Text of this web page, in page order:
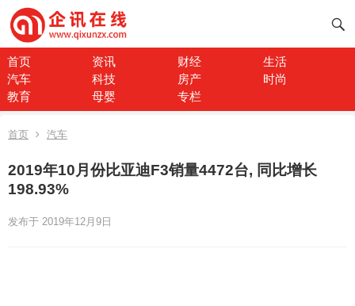
首页 资讯 财经
生活
汽车
科技 房产
时尚
教育
母婴 专栏
首页 汽车
2019年10月份比亚迪F3销量4472台, 同比增长
198.93%
发布于 2019年12月9日